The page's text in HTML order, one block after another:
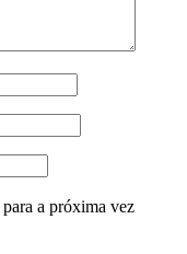
a próxima vez